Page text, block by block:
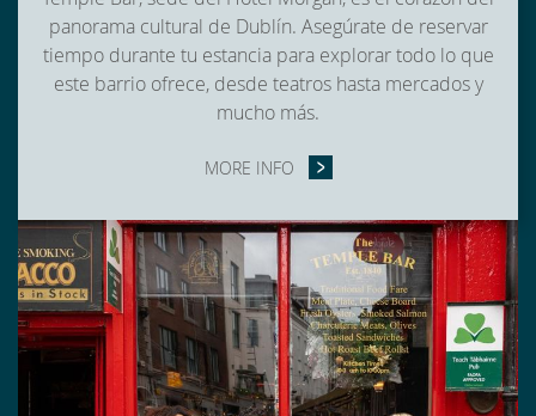
panorama cultural de Dublín. Asegúrate de reservar
tiempo durante tu estancia para explorar todo lo que
este barrio ofrece, desde teatros hasta mercados y
mucho más.
MORE INFO